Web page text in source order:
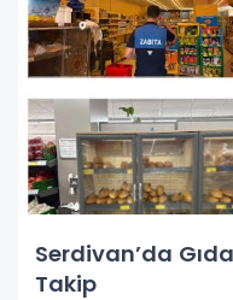
Serdivan’da
Takip